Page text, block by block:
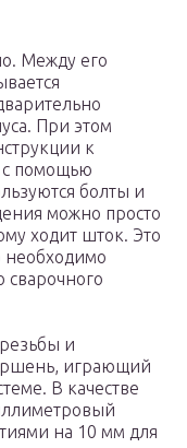
Между его
При этом
к
с помощью
болты и
можно просто
ходит шток. Это
необходимо
сварочного
и
играющий
В качестве
на 10 мм для